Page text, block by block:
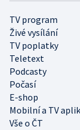
TV program
Živé vysílání
TV poplatky
Teletext
Podcasty
Počasí
E-shop
Mobilní a TV
Vše o ČT